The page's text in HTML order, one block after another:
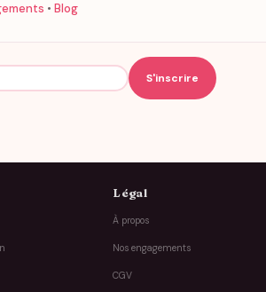
• Blog
Légal
À propos
Nos engagements
CGV